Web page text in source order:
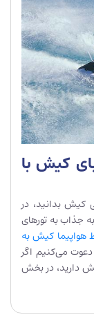
کیش با
کیش بدانید، در
جذاب به تورهای
هواپیما کیش به
دعوت می‌کنیم اگر
دارید، در بخش